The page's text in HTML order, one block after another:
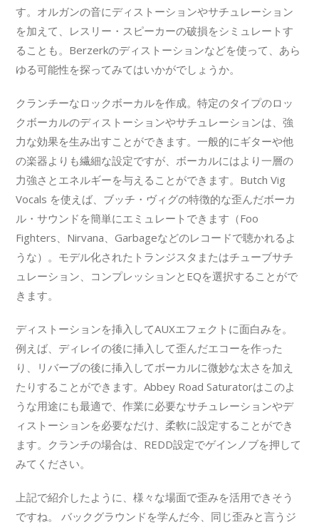
す。オルガンの音にディストーションやサチュレーション
を加えて、レスリー・スピーカーの破損をシミュレートす
ることも。Berzerkのディストーションなどを使って、あら
ゆる可能性を探ってみてはいかがでしょうか。
クランチーなロックボーカルを作成。特定のタイプのロッ
クボーカルのディストーションやサチュレーションは、強
力な効果を生み出すことができます。一般的にギターや他
の楽器よりも繊細な設定ですが、ボーカルにはより一層の
力強さとエネルギーを与えることができます。Butch Vig
Vocals を使えば、ブッチ・ヴィグの特徴的な歪んだボーカ
ル・サウンドを簡単にエミュレートできます（Foo
Fighters、Nirvana、Garbageなどのレコードで聴かれるよ
うな）。モデル化されたトランジスタまたはチューブサチ
ュレーション、コンプレッションとEQを選択することがで
きます。
ディストーションを挿入してAUXエフェクトに面白みを。
例えば、ディレイの後に挿入して歪んだエコーを作った
り、リバーブの後に挿入してボーカルに微妙な太さを加え
たりすることができます。Abbey Road Saturatorはこのよ
うな用途にも最適で、作業に必要なサチュレーションやデ
ィストーションを必要なだけ、柔軟に設定することができ
ます。クランチの場合は、REDD設定でゲインノブを押して
みてください。
上記で紹介したように、様々な場面で歪みを活用できそう
ですね。 バックグラウンドを学んだ今、同じ歪みと言うジ